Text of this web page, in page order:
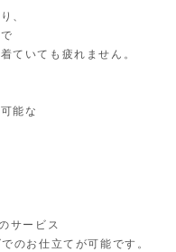
、
ていても疲れません。
能な
サービス
のお仕立てが可能です。